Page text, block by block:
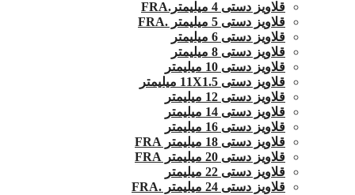
قلاویز دستی 4 میلیمتر.FRA
قلاویز دستی 5 میلیمتر .FRA
قلاویز دستی 6 میلیمتر
قلاویز دستی 8 میلیمتر
قلاویز دستی 10 میلیمتر
قلاویز دستی 11X1.5 میلیمتر
قلاویز دستی 12 میلیمتر
قلاویز دستی 14 میلیمتر
قلاویز دستی 16 میلیمتر
قلاویز دستی 18 میلیمتر FRA
قلاویز دستی 20 میلیمتر FRA
قلاویز دستی 22 میلیمتر
قلاویز دستی 24 میلیمتر .FRA